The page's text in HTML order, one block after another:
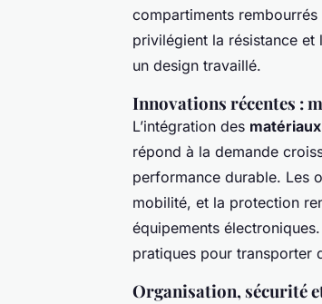
compartiments
privilégient la résistance
un design travaillé.
Innovations récentes :
L’intégration des
répond à la demande
performance durable. Les
mobilité, et la protection
équipements
pratiques pour transporter
Organisation, sécurité